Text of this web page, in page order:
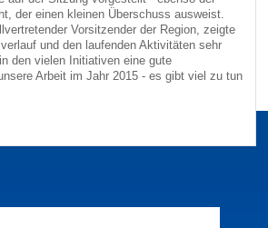
der einen kleinen Überschuss ausweist.
Vorsitzender der Region, zeigte
und den laufenden Aktivitäten sehr
den vielen Initiativen eine gute
Arbeit im Jahr 2015 - es gibt viel zu tun